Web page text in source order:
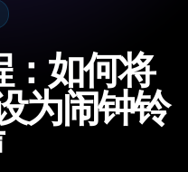
如何将
为闹钟铃